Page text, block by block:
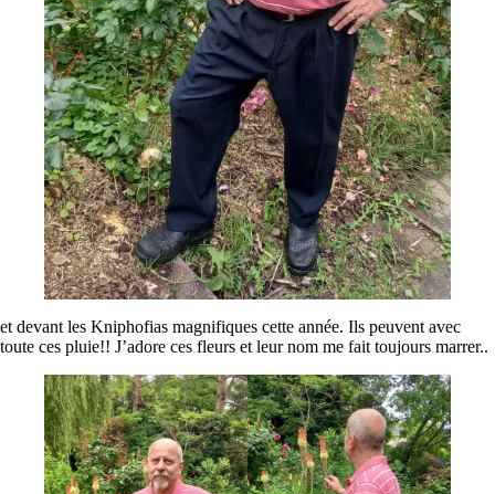
et devant les Kniphofias magnifiques cette année. Ils peuvent avec
toute ces pluie!! J’adore ces fleurs et leur nom me fait toujours marrer..